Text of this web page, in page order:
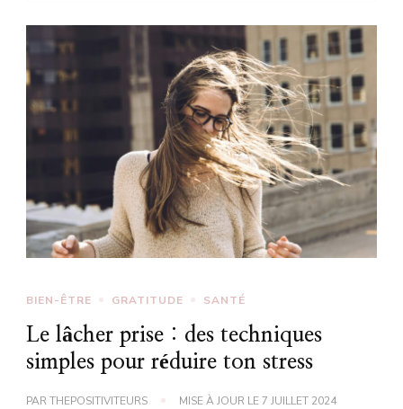
BIEN-ÊTRE GRATITUDE SANTÉ
Le lâcher prise : des techniques
simples pour réduire ton stress
PARTHEPOSITIVITEURS MISE À JOUR LE7 JUILLET 2024